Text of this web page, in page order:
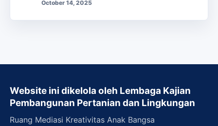
October 14, 2025
Website ini dikelola oleh Lembaga Kajian
Pembangunan Pertanian dan Lingkungan
Ruang Mediasi Kreativitas Anak Bangsa